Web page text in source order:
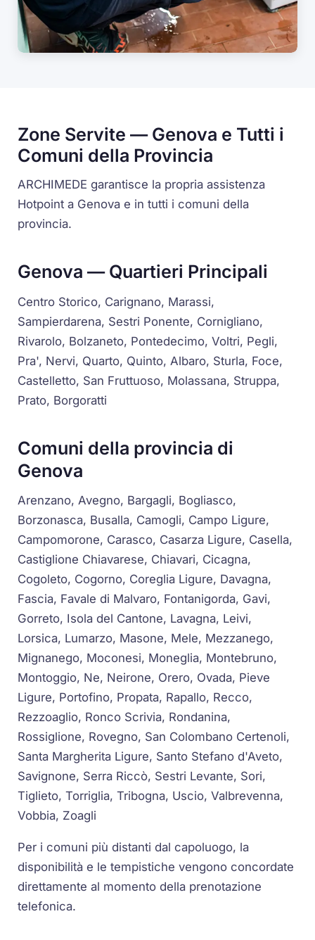
Zone Servite — Genova e Tutti i
Comuni della Provincia
ARCHIMEDE garantisce la propria assistenza
Hotpoint a Genova e in tutti i comuni della
provincia.
Genova — Quartieri Principali
Centro Storico, Carignano, Marassi,
Sampierdarena, Sestri Ponente, Cornigliano,
Rivarolo, Bolzaneto, Pontedecimo, Voltri, Pegli,
Pra', Nervi, Quarto, Quinto, Albaro, Sturla, Foce,
Castelletto, San Fruttuoso, Molassana, Struppa,
Prato, Borgoratti
Comuni della provincia di
Genova
Arenzano, Avegno, Bargagli, Bogliasco,
Borzonasca, Busalla, Camogli, Campo Ligure,
Campomorone, Carasco, Casarza Ligure, Casella,
Castiglione Chiavarese, Chiavari, Cicagna,
Cogoleto, Cogorno, Coreglia Ligure, Davagna,
Fascia, Favale di Malvaro, Fontanigorda, Gavi,
Gorreto, Isola del Cantone, Lavagna, Leivi,
Lorsica, Lumarzo, Masone, Mele, Mezzanego,
Mignanego, Moconesi, Moneglia, Montebruno,
Montoggio, Ne, Neirone, Orero, Ovada, Pieve
Ligure, Portofino, Propata, Rapallo, Recco,
Rezzoaglio, Ronco Scrivia, Rondanina,
Rossiglione, Rovegno, San Colombano Certenoli,
Santa Margherita Ligure, Santo Stefano d'Aveto,
Savignone, Serra Riccò, Sestri Levante, Sori,
Tiglieto, Torriglia, Tribogna, Uscio, Valbrevenna,
Vobbia, Zoagli
Per i comuni più distanti dal capoluogo, la
disponibilità e le tempistiche vengono concordate
direttamente al momento della prenotazione
telefonica.